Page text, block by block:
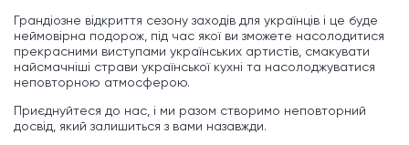
Грандіозне відкриття сезону заходів для українців і це буде
неймовірна подорож, під час якої ви зможете насолодитися
прекрасними виступами українських артистів, смакувати
найсмачніші страви української кухні та насолоджуватися
неповторною атмосферою.
Приєднуйтеся до нас, і ми разом створимо неповторний
досвід, який залишиться з вами назавжди.